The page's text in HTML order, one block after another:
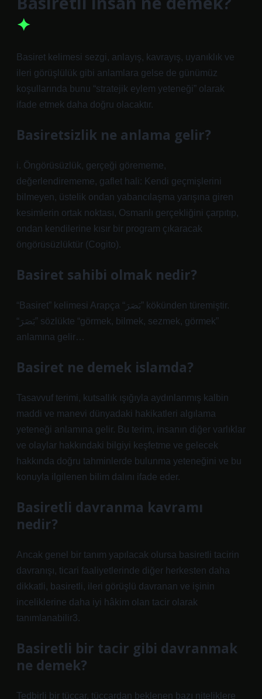
Basiret kelimesi sezgi, anlayış, kavrayış, uyanıklık ve
ileri görüşlülük gibi anlamlara gelse de günümüz
koşullarında bunu “stratejik eylem yeteneği” olarak
ifade etmek daha doğru olacaktır.
Basiretsizlik ne anlama gelir?
i. Öngörüsüzlük, gerçeği görememe,
değerlendirememe, gaflet hali: Kendi geçmişlerini
bilmeyen, üstelik ondan yabancılaşma yarışına giren
kesimlerin ortak noktası, Osmanlı gerçekliğini çarpıtıp,
ondan kendilerine kısır bir program çıkaracak
öngörüsüzlüktür (Cogito).
Basiret sahibi olmak nedir?
“Basiret” kelimesi Arapça “بَصَرَ” kökünden türemiştir.
“بَصَرَ” sözlükte “görmek, bilmek, sezmek, görmek”
anlamına gelir…
Basiret ne demek islamda?
Tasavvuf terimi, kutsallık ışığıyla aydınlanmış kalbin
maddi ve manevi dünyadaki hakikatleri algılama
yeteneği anlamına gelir. Bu terim, insanın diğer varlıklar
ve olaylar hakkındaki bilgiyi keşfetme ve gelecek
hakkında doğru tahminlerde bulunma yeteneğini ve bu
konuyla ilgilenen bilim dalını ifade eder.
Basiretli davranma kavramı
nedir?
Ancak genel bir tanım yapılacak olursa basiretli tacirin
davranışı, ticari faaliyetlerinde diğer herkesten daha
dikkatli, basiretli, ileri görüşlü davranan ve işinin
inceliklerine daha iyi hâkim olan tacir olarak
tanımlanabilir3.
Basiretli bir tacir gibi davranmak
ne demek?
Tedbirli bir tüccar, tüccardan beklenen bazı niteliklere